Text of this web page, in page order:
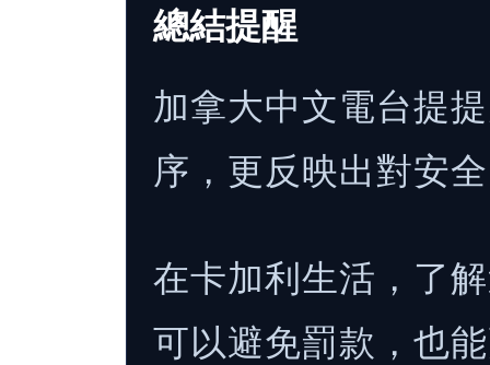
總結提醒
加拿大中文電台提
序，更反映出對安
在卡加利生活，了
可以避免罰款，也